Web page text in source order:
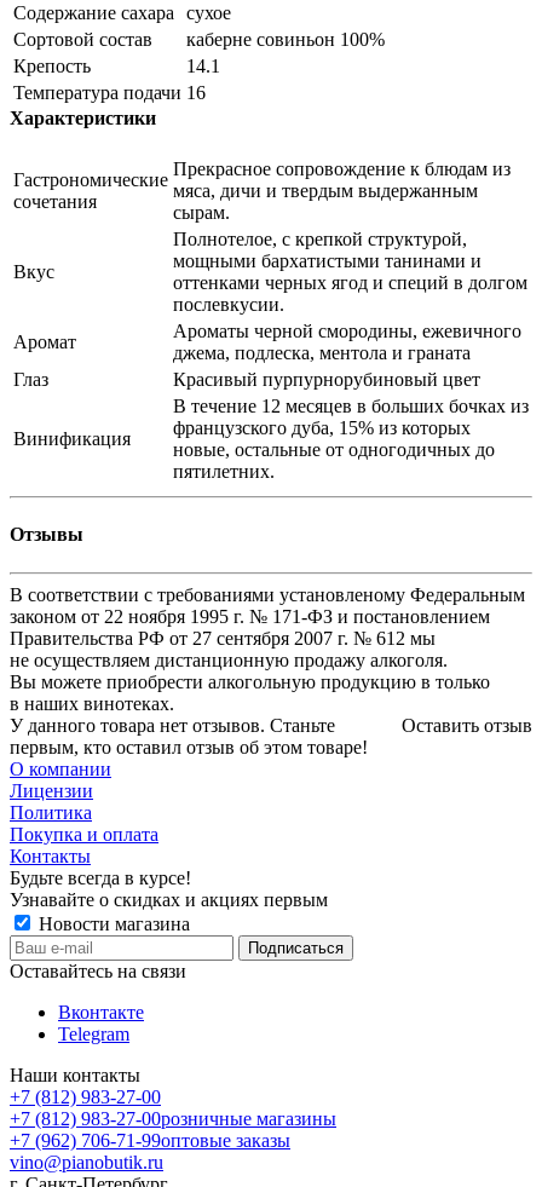
Содержание сахара
сухое
Сортовой состав
каберне совиньон 100%
Крепость
14.1
Температура подачи 16
Характеристики
Гастрономические
сочетания
Прекрасное сопровождение к блюдам из
мяса, дичи и твердым выдержанным
сырам.
Вкус
Полнотелое, с крепкой структурой,
мощными бархатистыми танинами и
оттенками черных ягод и специй в долгом
послевкусии.
Аромат
Ароматы черной смородины, ежевичного
джема, подлеска, ментола и граната
Глаз
Красивый пурпурнорубиновый цвет
Винификация
В течение 12 месяцев в больших бочках из
французского дуба, 15% из которых
новые, остальные от одногодичных до
пятилетних.
Отзывы
В соответствии с требованиями установленому Федеральным
законом от 22 ноября 1995 г. № 171-ФЗ и постановлением
Правительства РФ от 27 сентября 2007 г. № 612 мы
не осуществляем дистанционную продажу алкоголя.
Вы можете приобрести алкогольную продукцию в только
в наших винотеках.
Оставить отзыв
У данного товара нет отзывов. Станьте
первым, кто оставил отзыв об этом товаре!
О компании
Лицензии
Политика
Покупка и оплата
Контакты
Будьте всегда в курсе!
Узнавайте о скидках и акциях первым
Новости магазина
Оставайтесь на связи
Вконтакте
Telegram
Наши контакты
+7 (812) 983-27-00
+7 (812) 983-27-00розничные магазины
+7 (962) 706-71-99оптовые заказы
vino@pianobutik.ru